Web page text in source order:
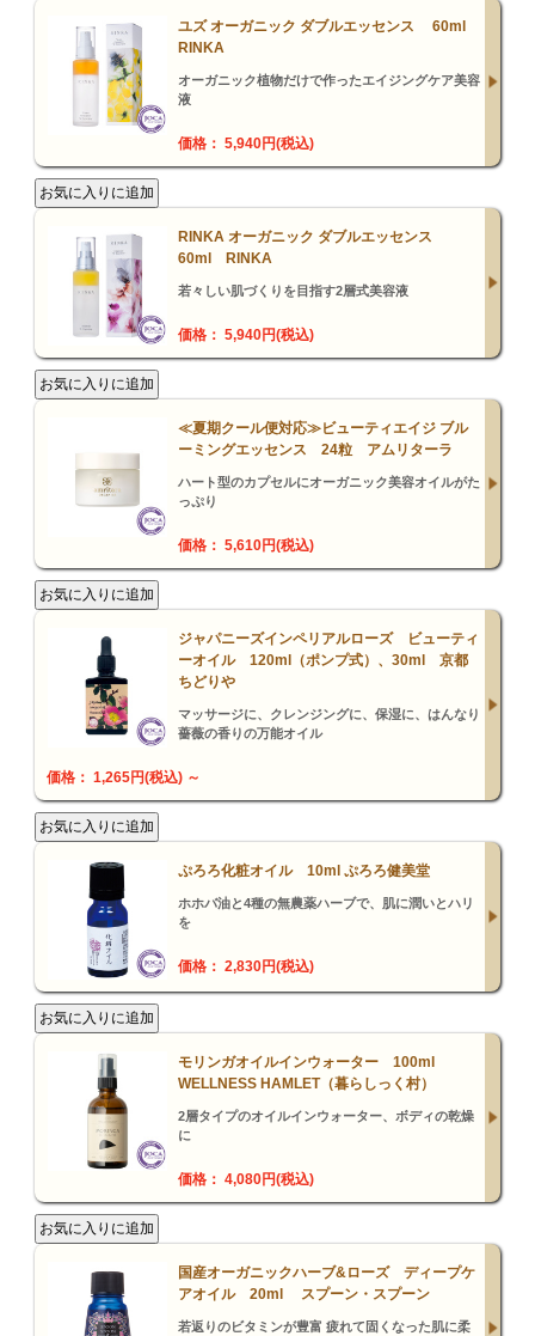
ユズ オーガニック ダブルエッセンス 60ml
RINKA
オーガニック植物だけで作ったエイジングケア美容
液
価格： 5,940円(税込)
RINKA オーガニック ダブルエッセンス
60ml RINKA
若々しい肌づくりを目指す2層式美容液
価格： 5,940円(税込)
≪夏期クール便対応≫ビューティエイジ ブル
ーミングエッセンス 24粒 アムリターラ
ハート型のカプセルにオーガニック美容オイルがた
っぷり
価格： 5,610円(税込)
ジャパニーズインペリアルローズ ビューティ
ーオイル 120ml（ポンプ式）、30ml 京都
ちどりや
マッサージに、クレンジングに、保湿に、はんなり
薔薇の香りの万能オイル
価格： 1,265円(税込) ～
ぷろろ化粧オイル 10ml ぷろろ健美堂
ホホバ油と4種の無農薬ハーブで、肌に潤いとハリ
を
価格： 2,830円(税込)
モリンガオイルインウォーター 100ml
WELLNESS HAMLET（暮らしっく村）
2層タイプのオイルインウォーター、ボディの乾燥
に
価格： 4,080円(税込)
国産オーガニックハーブ&ローズ ディープケ
アオイル 20ml スプーン・スプーン
若返りのビタミンが豊富 疲れて固くなった肌に柔